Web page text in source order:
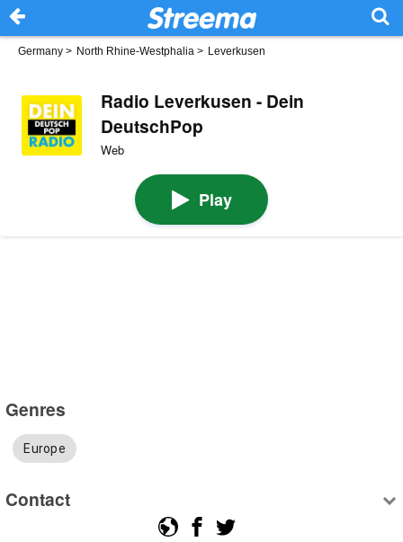
Germany > North Rhine-Westphalia > Leverkusen
Radio Leverkusen - Dein
DeutschPop
Web
Play
Genres
Europe
Contact